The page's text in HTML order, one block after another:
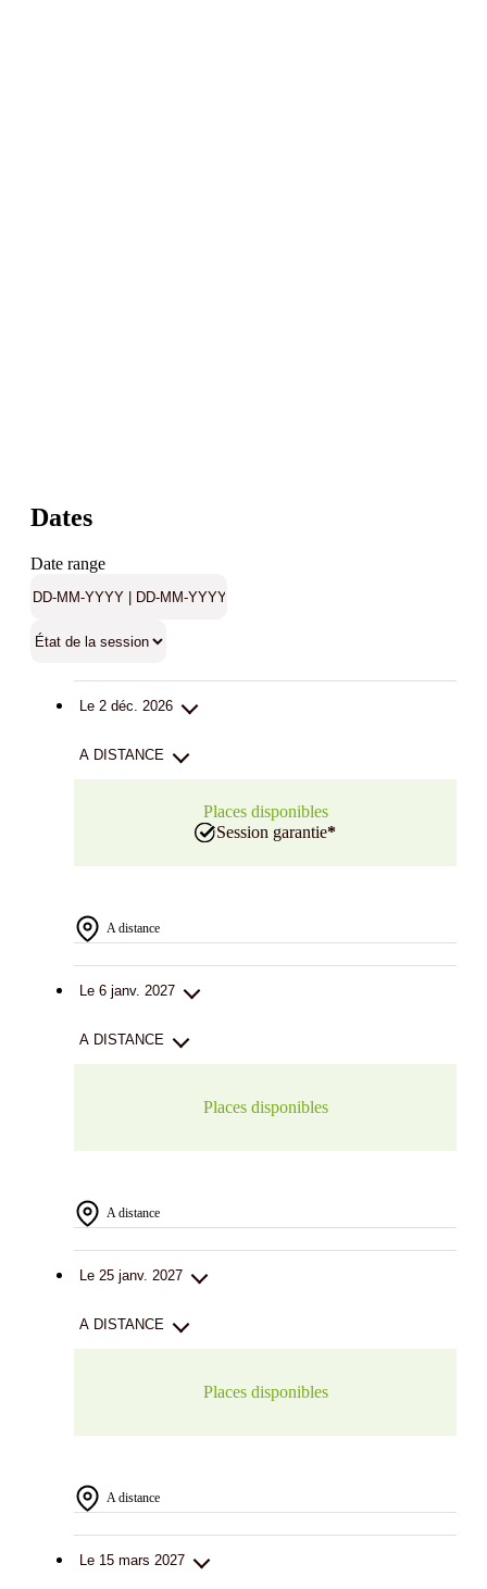
Dates
Date range
Le 2 déc. 2026
A DISTANCE
Places disponibles
Session garantie*
A distance
Le 6 janv. 2027
A DISTANCE
Places disponibles
A distance
Le 25 janv. 2027
A DISTANCE
Places disponibles
A distance
Le 15 mars 2027